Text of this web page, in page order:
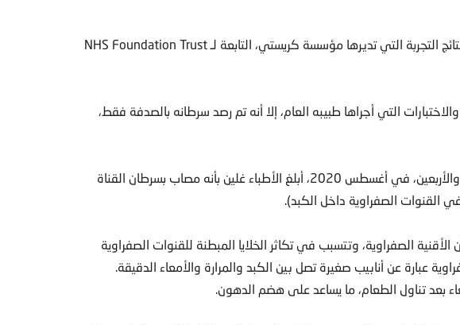
وقال السيد غلين إنه “ما كان هنا” لولا نتائج التجربة التي تديرها مؤسسة كريستي، التابعة لـ NHS Foundation Trust
التي أجراها طبيبه العام، إلا أنه تم رصد سرطانه بالصدفة فقط،
وفي اليوم السابق لعيد ميلاده التاسع والأربعين، في أغسطس 2020، أبلغ الأطباء غلين بأنه مصاب بسرطان القناة
القنوات الصفراوية داخل الكبد).
الصفراوية، وتتسبب في تكاثر الخلايا المبطنة للقنوات الصفراوية
عبارة عن أنابيب صغيرة تصل بين الكبد والمرارة والأمعاء الدقيقة.
بعد تناول الطعام، ما يساعد على هضم الدهون.